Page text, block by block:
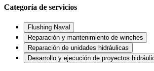
Categoría de servicios
Flushing Naval
Reparación y mantenimiento de winches
Reparación de unidades hidráulicas
Desarrollo y